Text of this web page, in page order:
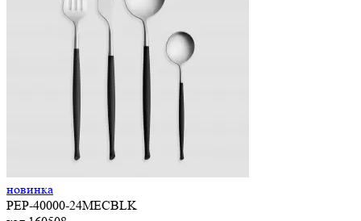
новинка
PEP-40000-24MECBLK